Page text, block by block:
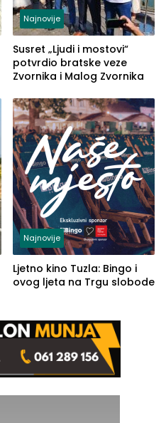
Najnovije
Susret „Ljudi i mostovi“
potvrdio bratske veze
Zvornika i Malog Zvornika
Najnovije
Ljetno kino Tuzla: Bingo i
ovog ljeta na Trgu slobode